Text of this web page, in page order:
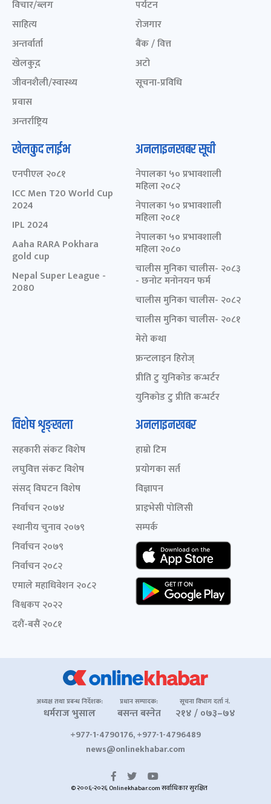
विचार/ब्लग
साहित्य
अन्तर्वार्ता
खेलकुद़़
जीवनशैली/स्वास्थ्य
प्रवास
अन्तर्राष्ट्रिय
पर्यटन
रोजगार
बैंक / वित्त
अटो
सूचना-प्रविधि
खेलकुद लाईभ
एनपीएल २०८१
ICC Men T20 World Cup
2024
IPL 2024
Aaha RARA Pokhara
gold cup
Nepal Super League -
2080
अनलाइनखबर सूची
नेपालका ५० प्रभावशाली
महिला २०८२
नेपालका ५० प्रभावशाली
महिला २०८१
नेपालका ५० प्रभावशाली
महिला २०८०
चालीस मुनिका चालीस- २०८३
- छनोट मनोनयन फर्म
चालीस मुनिका चालीस- २०८२
चालीस मुनिका चालीस- २०८१
मेरो कथा
फ्रन्टलाइन हिरोज्
प्रीति टु युनिकोड कन्भर्टर
युनिकोड टु प्रीति कन्भर्टर
विशेष शृङ्खला
सहकारी संकट विशेष
लघुवित्त संकट विशेष
संसद् विघटन विशेष
निर्वाचन २०७४
स्थानीय चुनाव २०७९
निर्वाचन २०७९
निर्वाचन २०८२
एमाले महाधिवेशन २०८२
विश्वकप २०२२
दशैं-बसैं २०८१
अनलाइनखबर
हाम्रो टिम
प्रयोगका सर्त
विज्ञापन
प्राइभेसी पोलिसी
सम्पर्क
अध्यक्ष तथा प्रबन्ध निर्देशक:
धर्मराज भुसाल
प्रधान सम्पादक:
बसन्त बस्नेत
सूचना विभाग दर्ता नं.
२१४ / ०७३–७४
+977-1-4790176, +977-1-4796489
news@onlinekhabar.com
© २००६-२०२६ Onlinekhabar.com सर्वाधिकार सुरक्षित